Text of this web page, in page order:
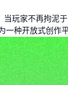
玩家不再拘泥
种开放式创作平